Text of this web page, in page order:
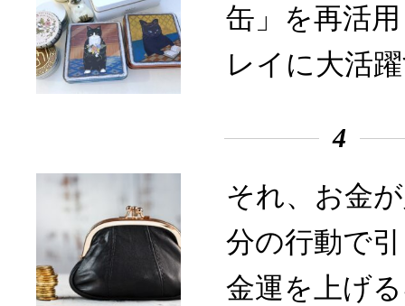
缶」を再活
レイに大活
4
それ、お金
分の行動で
金運を上げ